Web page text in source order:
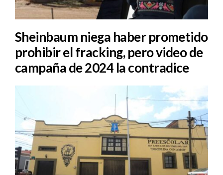
Sheinbaum niega haber prometido
prohibir el fracking, pero video de
campaña de 2024 la contradice